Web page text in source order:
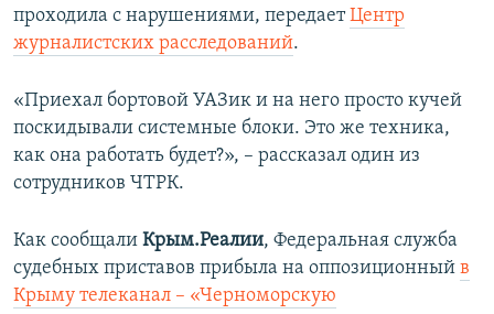
ТЕЛЕПРОЕКТ КРЫМ.РЕАЛИИ
СОВЕТЫ ПРАВОЗАЩИТНИКОВ
ПРОПАВШИЕ БЕЗ ВЕСТИ
ПОБЕДИТЕЛЕЙ НЕ СУДЯТ?
КРЫМ.НЕПОКОРЕННЫЙ
УКРАИНСКАЯ ПРОБЛЕМА КРЫМА
Українською
ПРИСОЕДИНЯЙТЕСЬ!
Все сайты RFE/RL
проходила с нарушениями, передаетЦентр
журналистских расследований.
«Приехал бортовой УАЗик и на него просто кучей
поскидывали системные блоки. Это же техника,
как она работать будет?», – рассказал один из
сотрудников ЧТРК.
Как сообщали Крым.Реалии, Федеральная служба
судебных приставов прибыла на оппозиционный в
Крыму телеканал – «Черноморскую